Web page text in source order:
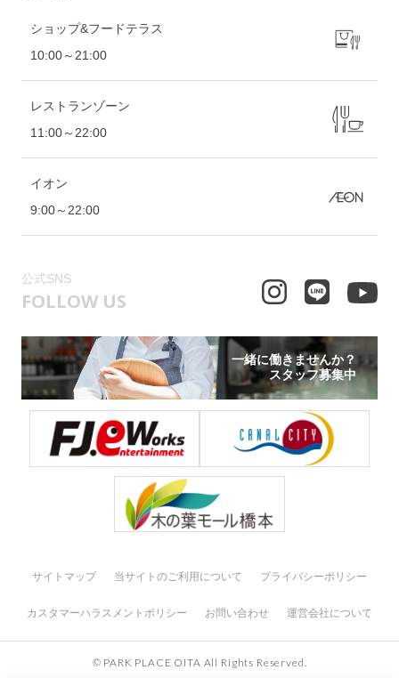
ショップ&フードテラス
10:00～21:00
レストランゾーン
11:00～22:00
イオン
9:00～22:00
公式SNS
FOLLOW US
一緒に働きませんか？
スタッフ募集中
サイトマップ 当サイトのご利用について プライバシーポリシー
カスタマーハラスメントポリシー お問い合わせ 運営会社について
© PARK PLACE OITA All Rights Reserved.